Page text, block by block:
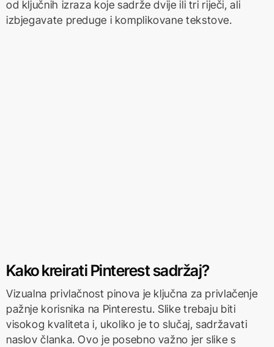
od ključnih izraza koje sadrže dvije ili tri riječi, ali
izbjegavate preduge i komplikovane tekstove.
Kako kreirati Pinterest sadržaj?
Vizualna privlačnost pinova je ključna za privlačenje
pažnje korisnika na Pinterestu. Slike trebaju biti
visokog kvaliteta i, ukoliko je to slučaj, sadržavati
naslov članka. Ovo je posebno važno jer slike s